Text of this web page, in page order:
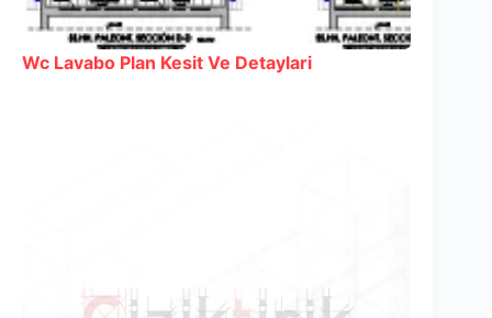
Wc Lavabo Plan Kesit Ve Detaylari